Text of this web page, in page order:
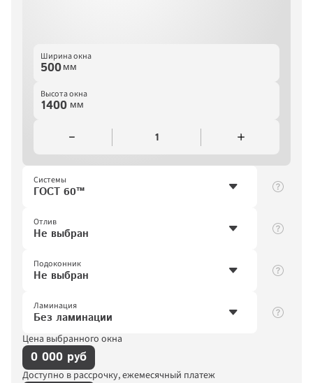
Ширина окна
мм
Высота окна
мм
1
Системы
ГОСТ 60™
Отлив
Не выбран
Подоконник
Не выбран
Ламинация
Без ламинации
Цена выбранного окна
0 000 руб
Доступно в рассрочку, ежемесячный платеж